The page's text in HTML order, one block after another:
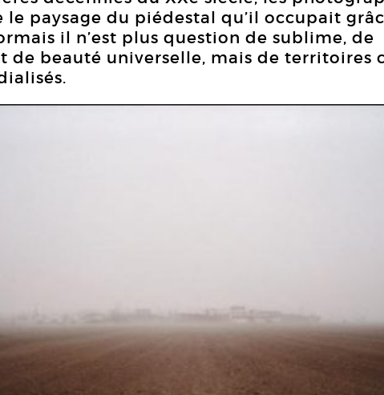
le paysage du piédestal qu’il occupait
il n’est plus question de sublime, de
de beauté universelle, mais de territoires